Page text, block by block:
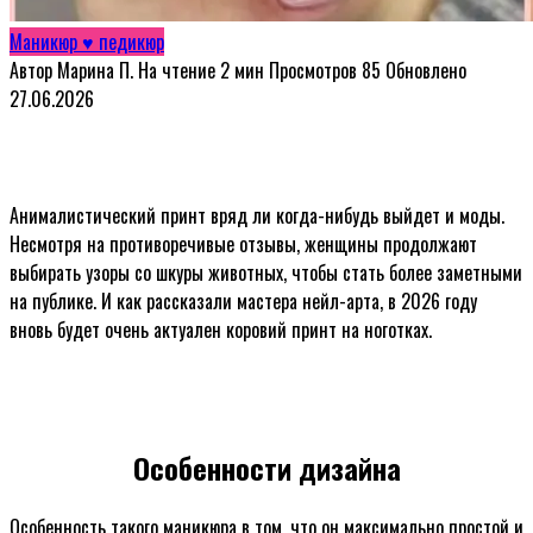
Маникюр ♥ педикюр
Автор Марина П. На чтение 2 мин Просмотров 85 Обновлено
27.06.2026
Анималистический принт вряд ли когда-нибудь выйдет и моды.
Несмотря на противоречивые отзывы, женщины продолжают
выбирать узоры со шкуры животных, чтобы стать более заметными
на публике. И как рассказали мастера нейл-арта, в 2026 году
вновь будет очень актуален коровий принт на ноготках.
Особенности дизайна
Особенность такого маникюра в том, что он максимально простой и